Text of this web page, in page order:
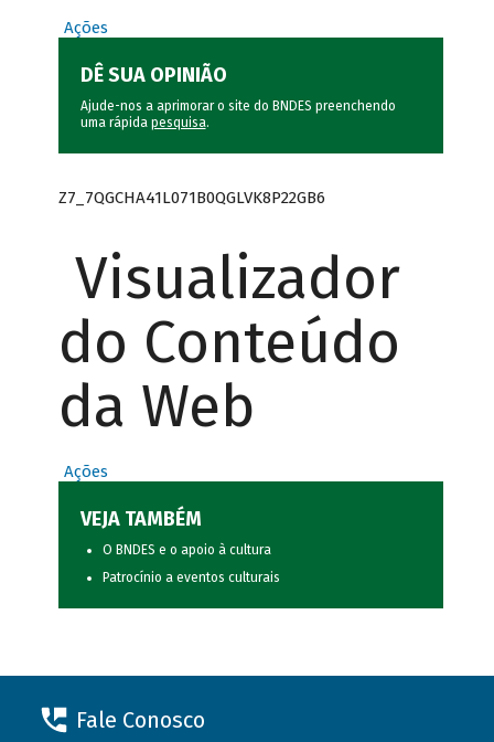
Ações
DÊ SUA OPINIÃO
Ajude-nos a aprimorar o site do BNDES preenchendo
uma rápida pesquisa.
Z7_7QGCHA41L071B0QGLVK8P22GB6
Visualizador
do Conteúdo
da Web
Ações
VEJA TAMBÉM
O BNDES e o apoio à cultura
Patrocínio a eventos culturais
Fale Conosco